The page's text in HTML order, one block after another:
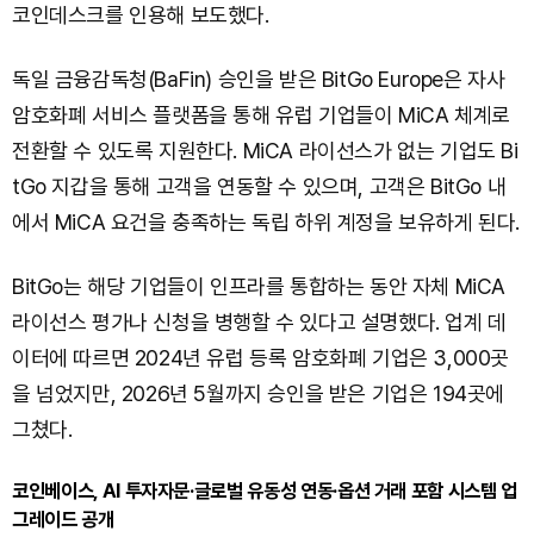
코인데스크를 인용해 보도했다.
독일 금융감독청(BaFin) 승인을 받은 BitGo Europe은 자사
암호화폐 서비스 플랫폼을 통해 유럽 기업들이 MiCA 체계로
전환할 수 있도록 지원한다. MiCA 라이선스가 없는 기업도 Bi
tGo 지갑을 통해 고객을 연동할 수 있으며, 고객은 BitGo 내
에서 MiCA 요건을 충족하는 독립 하위 계정을 보유하게 된다.
BitGo는 해당 기업들이 인프라를 통합하는 동안 자체 MiCA
라이선스 평가나 신청을 병행할 수 있다고 설명했다. 업계 데
이터에 따르면 2024년 유럽 등록 암호화폐 기업은 3,000곳
을 넘었지만, 2026년 5월까지 승인을 받은 기업은 194곳에
그쳤다.
코인베이스, AI 투자자문·글로벌 유동성 연동·옵션 거래 포함 시스템 업
그레이드 공개